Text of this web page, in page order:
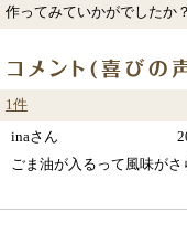
作ってみていかがでしたか
1件
inaさん
ごま油が入るって風味がさ